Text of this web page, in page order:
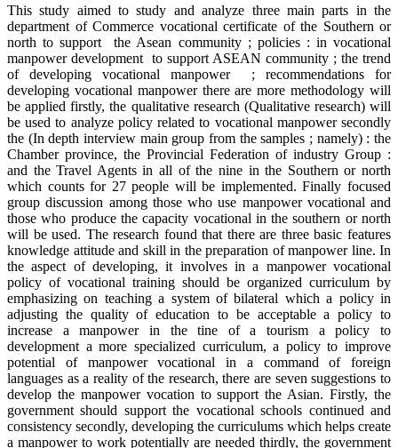
This study aimed to study and analyze three main parts in the
department of Commerce vocational certificate of the Southern or
north to support the Asean community ; policies : in vocational
manpower development to support ASEAN community ; the trend
of developing vocational manpower ; recommendations for
developing vocational manpower there are more methodology will
be applied firstly, the qualitative research (Qualitative research) will
be used to analyze policy related to vocational manpower secondly
the (In depth interview main group from the samples ; namely) : the
Chamber province, the Provincial Federation of industry Group :
and the Travel Agents in all of the nine in the Southern or north
which counts for 27 people will be implemented. Finally focused
group discussion among those who use manpower vocational and
those who produce the capacity vocational in the southern or north
will be used. The research found that there are three basic features
knowledge attitude and skill in the preparation of manpower line. In
the aspect of developing, it involves in a manpower vocational
policy of vocational training should be organized curriculum by
emphasizing on teaching a system of bilateral which a policy in
adjusting the quality of education to be acceptable a policy to
increase a manpower in the tine of a tourism a policy to
development a more specialized curriculum, a policy to improve
potential of manpower vocational in a command of foreign
languages as a reality of the research, there are seven suggestions to
develop the manpower vocation to support the Asian. Firstly, the
government should support the vocational schools continued and
consistency secondly, developing the curriculums which helps create
a manpower to work potentially are needed thirdly, the government